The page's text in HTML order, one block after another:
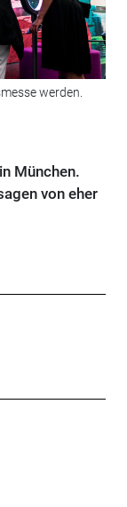
werden.
München.
von eher